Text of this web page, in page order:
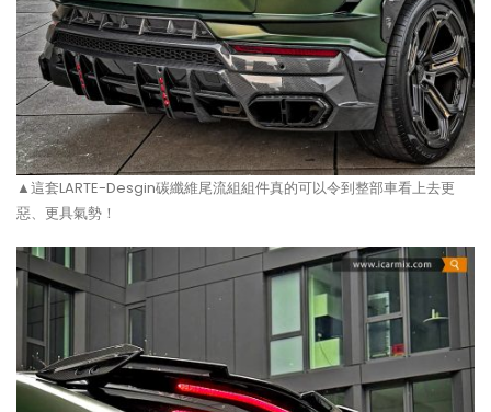
▲這套LARTE-Desgin碳纖維尾流組組件真的可以令到整部車看上去更
惡、更具氣勢！